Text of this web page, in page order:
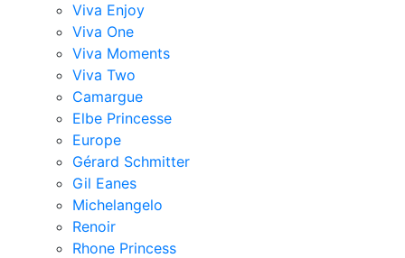
Viva Enjoy
Viva One
Viva Moments
Viva Two
Camargue
Elbe Princesse
Europe
Gérard Schmitter
Gil Eanes
Michelangelo
Renoir
Rhone Princess